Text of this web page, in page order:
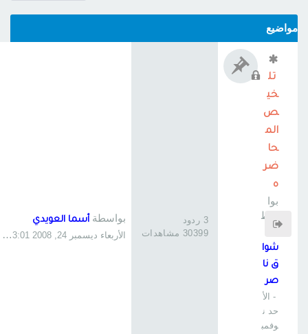
مواضيع
تل
خي
ص
الم
حا
ضر
ه
بوا
ة
شوا
ق نا
صر
- الأ
حد ن
وفمب
3 ردود
30399 مشاهدات
بواسطة أسما العويدي
الأربعاء ديسمبر 24, 2008 3:01 pm